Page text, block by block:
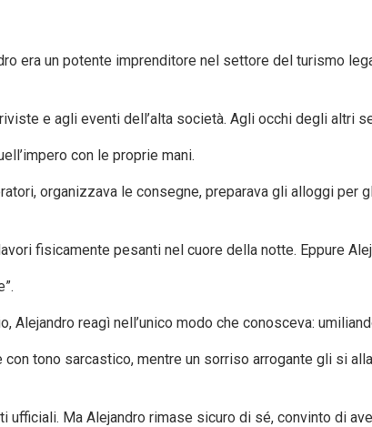
era un potente imprenditore nel settore del turismo
e agli eventi dell’alta società. Agli occhi degli altri
con le proprie mani.
organizzava le consegne, preparava gli alloggi
fisicamente pesanti nel cuore della notte. Eppure
reagì nell’unico modo che conosceva:
tono sarcastico, mentre un sorriso arrogante gli si
Ma Alejandro rimase sicuro di sé, convinto di